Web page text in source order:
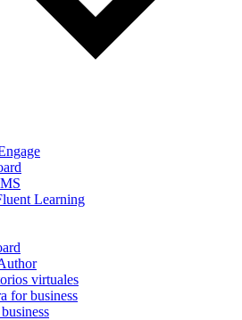
Learning
virtuales
for business